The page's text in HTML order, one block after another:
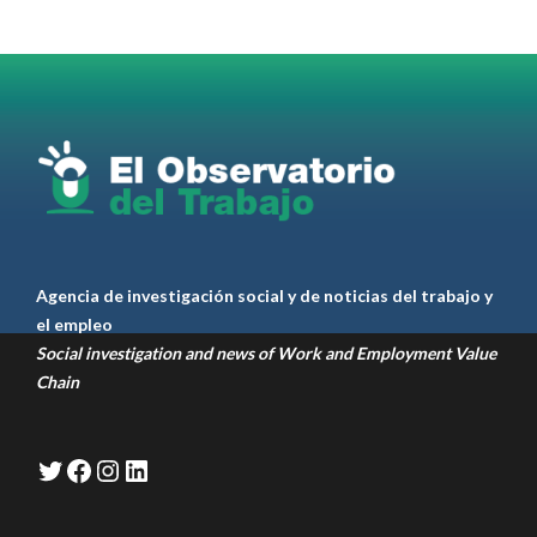
RT@casdcamioneros
1 1 Twitter
Agencia de investigación social y de noticias del trabajo y
el empleo
Social investigation and news of Work and Employment Value
Chain
Twitter
Facebook
Instagram
LinkedIn